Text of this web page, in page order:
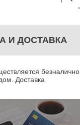
И ДОСТАВКА
безналично,
Доставка